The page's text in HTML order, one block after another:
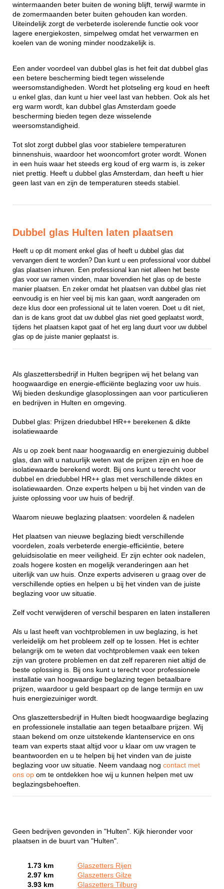
wintermaanden beter buiten de woning blijft, terwijl warmte in
de zomermaanden beter buiten gehouden kan worden.
Uiteindelijk zorgt de verbeterde isolerende functie ook voor
lagere energiekosten, simpelweg omdat het verwarmen en
koelen van de woning minder noodzakelijk is.
Een ander voordeel van dubbel glas is het feit dat dubbel glas
een betere bescherming biedt tegen wisselende
weersomstandigheden. Wordt het plotseling erg koud en heeft
u enkel glas, dan kunt u hier veel last van hebben. Ook als het
erg warm wordt, kan dubbel glas Amsterdam goede
bescherming bieden tegen deze wisselende
weersomstandigheid.
Tot slot zorgt dubbel glas voor stabielere temperaturen
binnenshuis, waardoor het wooncomfort groter wordt. Wonen
in een huis waar het steeds erg koud of erg warm is, is zeker
niet prettig. Heeft u dubbel glas Amsterdam, dan heeft u hier
geen last van en zijn de temperaturen steeds stabiel.
Dubbel glas Hulten laten plaatsen
Heeft u op dit moment enkel glas of heeft u dubbel glas dat
vervangen dient te worden? Dan kunt u een professional voor dubbel
glas plaatsen inhuren. Een professional kan niet alleen het beste
glas voor uw ramen vinden, maar bovendien het glas op de beste
manier plaatsen. En zeker omdat het plaatsen van dubbel glas niet
eenvoudig is en hier veel bij mis kan gaan, wordt aangeraden om
deze klus door een professional uit te laten voeren. Doet u dit niet,
dan is de kans groot dat uw dubbel glas niet goed geplaatst wordt,
tijdens het plaatsen kapot gaat of het erg lang duurt voor uw dubbel
glas op de juiste manier geplaatst is.
Als glaszettersbedrijf in Hulten begrijpen wij het belang van
hoogwaardige en energie-efficiënte beglazing voor uw huis.
Wij bieden deskundige glasoplossingen aan voor particulieren
en bedrijven in Hulten en omgeving.
Dubbel glas: Prijzen driedubbel HR++ berekenen & dikte
isolatiewaarde
Als u op zoek bent naar hoogwaardig en energiezuinig dubbel
glas, dan wilt u natuurlijk weten wat de prijzen zijn en hoe de
isolatiewaarde berekend wordt. Bij ons kunt u terecht voor
dubbel en driedubbel HR++ glas met verschillende diktes en
isolatiewaarden. Onze experts helpen u bij het vinden van de
juiste oplossing voor uw huis of bedrijf.
Waarom nieuwe beglazing plaatsen: voordelen & nadelen
Het plaatsen van nieuwe beglazing biedt verschillende
voordelen, zoals verbeterde energie-efficiëntie, betere
geluidsisolatie en meer veiligheid. Er zijn echter ook nadelen,
zoals hogere kosten en mogelijk veranderingen aan het
uiterlijk van uw huis. Onze experts adviseren u graag over de
verschillende opties en helpen u bij het vinden van de juiste
beglazing voor uw situatie.
Zelf vocht verwijderen of verschil besparen en laten installeren
Als u last heeft van vochtproblemen in uw beglazing, is het
verleidelijk om het probleem zelf op te lossen. Het is echter
belangrijk om te weten dat vochtproblemen vaak een teken
zijn van grotere problemen en dat zelf repareren niet altijd de
beste oplossing is. Bij ons kunt u terecht voor professionele
installatie van hoogwaardige beglazing tegen betaalbare
prijzen, waardoor u geld bespaart op de lange termijn en uw
huis energiezuiniger wordt.
Ons glaszettersbedrijf in Hulten biedt hoogwaardige beglazing
en professionele installatie aan tegen betaalbare prijzen. Wij
staan bekend om onze uitstekende klantenservice en ons
team van experts staat altijd voor u klaar om uw vragen te
beantwoorden en u te helpen bij het vinden van de juiste
beglazing voor uw situatie. Neem vandaag nog contact met
ons op om te ontdekken hoe wij u kunnen helpen met uw
beglazingsbehoeften.
Geen bedrijven gevonden in "Hulten". Kijk hieronder voor
plaatsen in de buurt van "Hulten".
1.73 km
Glaszetters Rijen
2.97 km
Glaszetters Gilze
3.93 km
Glaszetters Tilburg